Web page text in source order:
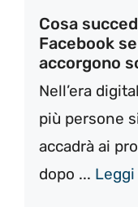
Cosa
Facebook
accorgono
Nell’era
più persone
accadrà ai
dopo ...